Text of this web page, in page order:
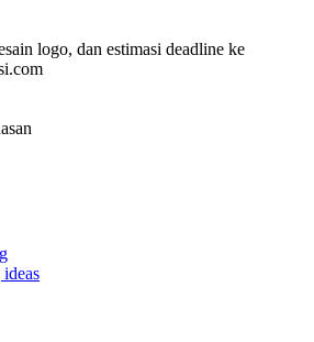
logo, dan estimasi deadline ke